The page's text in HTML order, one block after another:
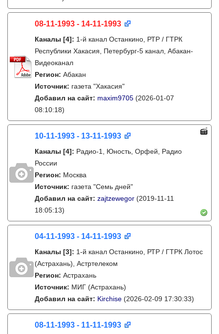
08-11-1993 - 14-11-1993
Каналы [4]: 1-й канал Останкино, РТР / ГТРК
Республики Хакасия, Петербург-5 канал, Абакан-
Видеоканал
Регион: Абакан
Источник: газета "Хакасия"
Добавил на сайт: maxim9705 (2026-01-07
08:10:18)
10-11-1993 - 13-11-1993
Каналы [4]: Радио-1, Юность, Орфей, Радио
России
Регион: Москва
Источник: газета "Семь дней"
Добавил на сайт: zajtzewegor (2019-11-11
18:05:13)
04-11-1993 - 14-11-1993
Каналы [3]: 1-й канал Останкино, РТР / ГТРК Лотос
(Астрахань), Астртелеком
Регион: Астрахань
Источник: МИГ (Астрахань)
Добавил на сайт: Kirchise (2026-02-09 17:30:33)
08-11-1993 - 11-11-1993